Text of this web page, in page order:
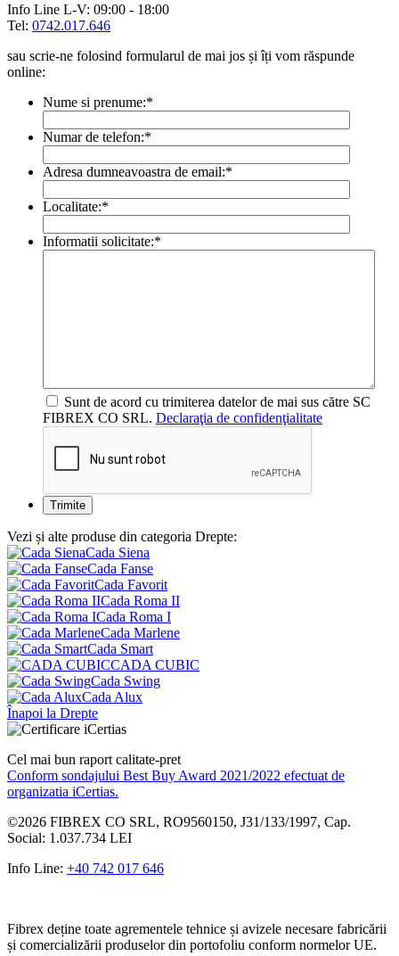
Info Line L-V: 09:00 - 18:00
Tel: 0742.017.646
sau scrie-ne folosind formularul de mai jos și îți vom răspunde
online:
Nume si prenume:*
Numar de telefon:*
Adresa dumneavoastra de email:*
Localitate:*
Informatii solicitate:*
Sunt de acord cu trimiterea datelor de mai sus către SC
FIBREX CO SRL. Declaraţia de confidenţialitate
Vezi și alte produse din categoria Drepte:
Cada Siena
Cada Fanse
Cada Favorit
Cada Roma II
Cada Roma I
Cada Marlene
Cada Smart
CADA CUBIC
Cada Swing
Cada Alux
Înapoi la Drepte
Cel mai bun raport calitate-pret
Conform sondajului Best Buy Award 2021/2022 efectuat de
organizatia iCertias.
©2026 FIBREX CO SRL, RO9560150, J31/133/1997, Cap.
Social: 1.037.734 LEI
Info Line: +40 742 017 646
Fibrex deține toate agrementele tehnice și avizele necesare fabricării
și comercializării produselor din portofoliu conform normelor UE.